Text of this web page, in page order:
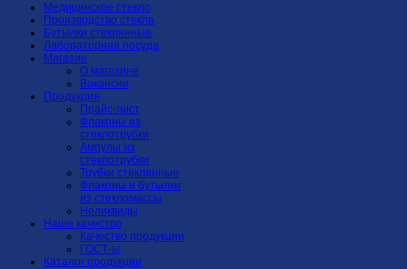
Медицинское стекло
Производство стекла
Бутылки стеклянные
Лабораторная посуда
Магазин
О магазине
Вакансии
Продукция
Прайс-лист
Флаконы из
стеклотрубки
Ампулы из
стеклотрубки
Трубки стеклянные
Флаконы и бутылки
из стекломассы
Неликвиды
Наше качество
Качество продукции
ГОСТ-ы
Каталог продукции